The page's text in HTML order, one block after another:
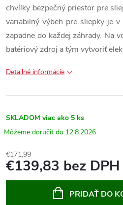
chvíľky bezpečný priestor pre
variabilný výbeh pre sliepky je
zapadne do každej záhrady. Na
batériový zdroj a tým vytvoriť
Detailné informácie
SKLADOM viac ako 5 ks
12.8.2026
€171,99
€139,83 bez DPH
PRIDAŤ DO